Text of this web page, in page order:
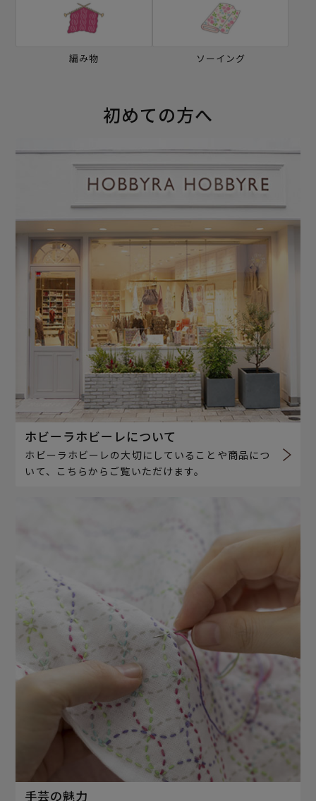
編み物 ソーイング
初めての方へ
ホビーラホビーレについて
ホビーラホビーレの大切にしていることや商品につ
いて、こちらからご覧いただけます。
手芸の魅力